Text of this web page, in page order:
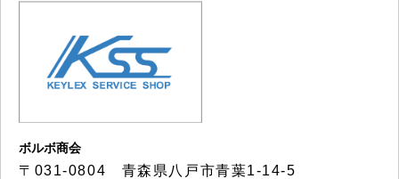
ボルボ商会
〒031-0804 青森県八戸市青葉1-14-5